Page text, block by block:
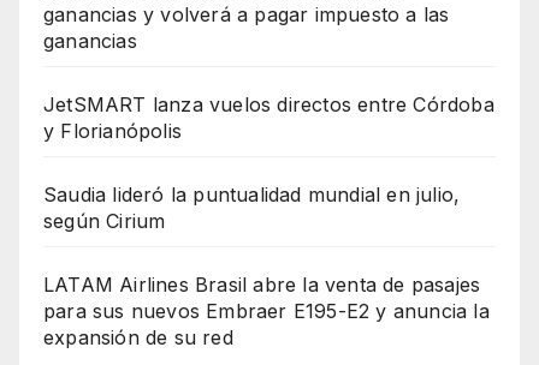
ganancias y volverá a pagar impuesto a las
ganancias
JetSMART lanza vuelos directos entre Córdoba
y Florianópolis
Saudia lideró la puntualidad mundial en julio,
según Cirium
LATAM Airlines Brasil abre la venta de pasajes
para sus nuevos Embraer E195-E2 y anuncia la
expansión de su red